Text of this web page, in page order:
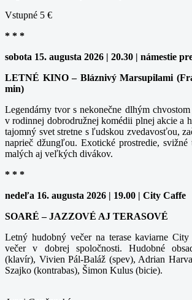
Vstupné 5 €
* * *
sobota 15. augusta 2026 | 20.30 | námestie
LETNÉ KINO – Bláznivý Marsupilami
min)
Legendárny tvor s nekonečne dlhým
v rodinnej dobrodružnej komédii plnej akcie a
tajomný svet stretne s ľudskou zvedavosťou,
naprieč džungľou. Exotické prostredie, svižné
malých aj veľkých divákov.
* * *
nedeľa 16. augusta 2026 | 19.00 | City Caffe
SOARÉ – JAZZOVÉ AJ TERASOVÉ
Letný hudobný večer na terase kaviarne
večer v dobrej spoločnosti. Hudobné
(klavír), Vivien Pál-Baláž (spev), Adrian
Szajko (kontrabas), Šimon Kulus (bicie).